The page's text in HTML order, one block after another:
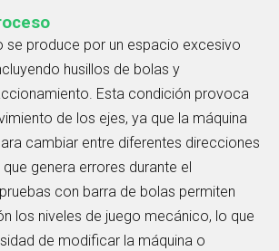
se produce por un espacio excesivo
husillos de bolas y
Esta condición provoca
de los ejes, ya que la máquina
cambiar entre diferentes direcciones
genera errores durante el
con barra de bolas permiten
los niveles de juego mecánico, lo que
de modificar la máquina o